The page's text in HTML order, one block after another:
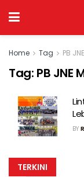
Home Tag PB
Tag: PB JNE
BY
TERKINI